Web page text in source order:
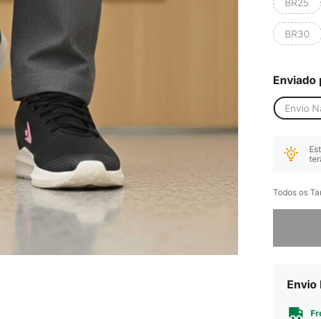
BR25
BR30
Enviado
Envio
Todos os
Envio